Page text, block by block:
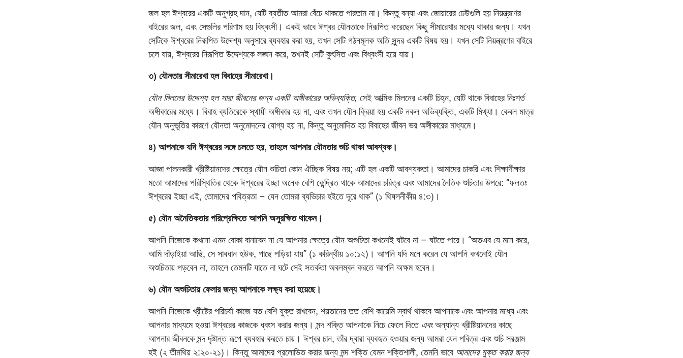
জল হল ঈশ্বরের একটি অনুগ্রহ দান, যেটি ব্যতীত আমরা বেঁচে থাকতে পারতাম না। কিন্তু বন্যা এবং জোয়ারের ঢেউগুলি হয় নিয়ন্ত্রণের
বাইরের জল, এবং সেগুলির পরিণাম হয় বিধ্বংসী। একই ভাবে ঈশ্বর যৌনতাকে নিরূপিত করেছেন কিছু সীমারেখার মধ্যে থাকার জন্য। যখন
সেটিকে ঈশ্বরের নিরূপিত উদ্দেশ্য অনুসারে ব্যবহার করা হয়, তখন সেটি গঠনমূলক অতি সুন্দর একটি বিষয় হয়। যখন সেটি নিয়ন্ত্রণের বাইরে
চলে যায়, ঈশ্বরের নিরূপিত উদ্দেশ্যকে লঙ্ঘন করে, তখনই সেটি কুৎসিত এবং বিধ্বংসী হয়ে যায়।
৩) যৌনতার সীমারেখা হল বিবাহের সীমারেখা।
যৌন মিলনের উদ্দেশ্য হল সারা জীবনের জন্য একটি অঙ্গীকারের অভিব্যক্তি, সেই আত্মিক মিলনের একটি চিহ্ন, যেটি থাকে বিবাহের নিঃশর্ত
অঙ্গীকারের মধ্যে। বিবাহ ব্যতিরেকে স্থায়ী অঙ্গীকার হয় না, এবং তখন যৌন ক্রিয়া হয় একটি নকল অভিব্যক্তি, একটি মিথ্যা। কেবল মাত্র
যৌন অনুভূতির কারণে যৌনতা অনুমোদনের যোগ্য হয় না, কিন্তু অনুমোদিত হয় বিবাহের জীবন ভর অঙ্গীকারের মাধ্যমে।
৪) আপনাকে যদি ঈশ্বরের সঙ্গে চলতে হয়, তাহলে আপনার যৌনতার শুচি থাকা আবশ্যক।
আজ্ঞা পালনকারী খ্রীষ্টিয়ানদের ক্ষেত্রে যৌন শুচিতা কোন ঐচ্ছিক বিষয় নয়; এটি হল একটি আবশ্যকতা। আমাদের চাকরি এবং শিক্ষাদীক্ষার
মতো আমাদের পরিস্থিতির থেকে ঈশ্বরের ইচ্ছা অনেক বেশি কেন্দ্রিত থাকে আমাদের চরিত্র এবং আমাদের নৈতিক শুচিতার উপরে: “ফলতঃ
ঈশ্বরের ইচ্ছা এই, তোমাদের পবিত্রতা – যেন তোমরা ব্যভিচার হইতে দূরে থাক” (১ থিষলনীকীয় ৪:৩)।
৫) যৌন অনৈতিকতার পরিপ্রেক্ষিতে আপনি অসুরক্ষিত থাকেন।
আপনি নিজেকে কখনো এমন বোকা বানাবেন না যে আপনার ক্ষেত্রে যৌন অশুচিতা কখনোই ঘটবে না – ঘটতে পারে। “অতএব যে মনে করে,
আমি দাঁড়াইয়া আছি, সে সাবধান হউক, পাছে পড়িয়া যায়” (১ করিন্থীয় ১০:১২)। আপনি যদি মনে করেন যে আপনি কখনোই যৌন
অশুচিতায় পড়বেন না, তাহলে তেমনটি যাতে না ঘটে সেই সতর্কতা অবলম্বন করতে আপনি অক্ষম হবেন।
৬) যৌন অশুচিতায় ফেলার জন্য আপনাকে লক্ষ্য করা হয়েছে।
আপনি নিজেকে খ্রীষ্টের পরিচর্যা কাজে যত বেশি যুক্ত রাখবেন, শয়তানের তত বেশি কায়েমি স্বার্থ থাকবে আপনাকে এবং আপনার মধ্যে এবং
আপনার মাধ্যমে হওয়া ঈশ্বরের কাজকে ধ্বংস করার জন্য। মন্দ শক্তি আপনাকে নিচে ফেলে দিতে এবংঅন্যান্য খ্রীষ্টিয়ানদের কাছে
আপনার জীবনকে মন্দ দৃষ্টান্ত রূপে ব্যবহার করতে চায়। ঈশ্বর চান, তাঁর দ্বারা ব্যবহৃত হওয়ার জন্য আমরা যেন পবিত্র এবং শুচি সরঞ্জাম
হই (২ তীমথিয় ২:২০-২১)। কিন্তু আমাদের প্রলোভিত করার জন্য মন্দ শক্তি যেমন শক্তিশালী, তেমনি ভাবে আমাদের মুক্ত করার জন্য